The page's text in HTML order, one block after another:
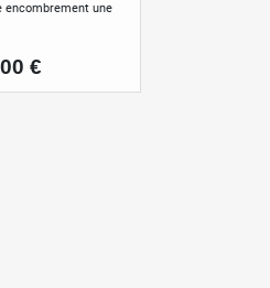
encombrement une
€